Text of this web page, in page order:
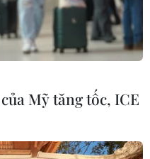
ưu tiên phục vụ
chuyển đổi số
Mỹ tăng tốc, ICE